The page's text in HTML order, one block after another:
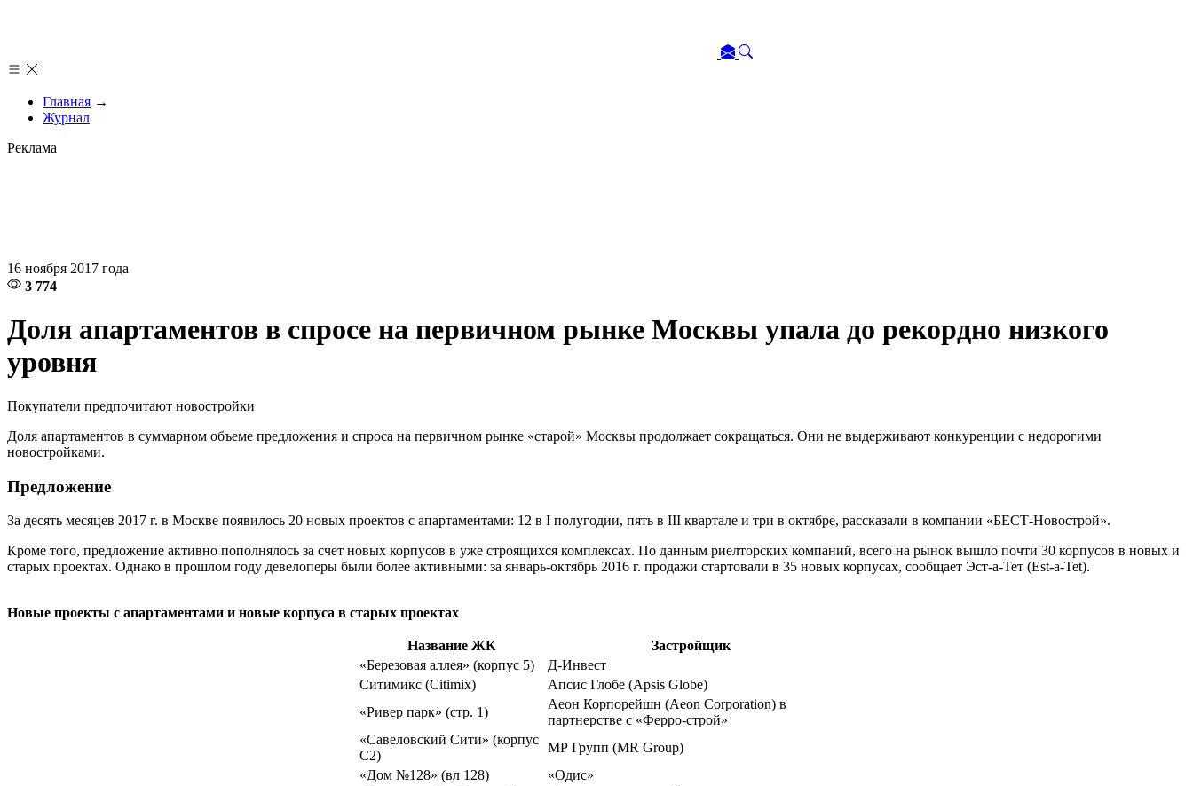
Главная →
Журнал
Реклама
16 ноября 2017 года
3 774
Доля апартаментов в спросе на первичном рынке Москвы упала до рекордно низкого
уровня
Покупатели предпочитают новостройки
Доля апартаментов в суммарном объеме предложения и спроса на первичном рынке «старой» Москвы продолжает сокращаться. Они не выдерживают конкуренции с недорогими
новостройками.
Предложение
За десять месяцев 2017 г. в Москве появилось 20 новых проектов с апартаментами: 12 в I полугодии, пять в III квартале и три в октябре, рассказали в компании «БЕСТ-Новострой».
Кроме того, предложение активно пополнялось за счет новых корпусов в уже строящихся комплексах. По данным риелторских компаний, всего на рынок вышло почти 30 корпусов в новых и
старых проектах. Однако в прошлом году девелоперы были более активными: за январь-октябрь 2016 г. продажи стартовали в 35 новых корпусах, сообщает Эст-а-Тет (Est-a-Tet).
Новые проекты с апартаментами и новые корпуса в старых проектах
Название ЖК
Застройщик
«Березовая аллея» (корпус 5)
Д-Инвест
Ситимикс (Citimix)
Апсис Глобе (Apsis Globe)
«Ривер парк» (стр. 1)
Аеон Корпорейшн (Aeon Corporation) в
партнерстве с «Ферро-строй»
«Савеловский Сити» (корпус
С2)
МР Групп (MR Group)
«Дом №128» (вл 128)
«Одис»